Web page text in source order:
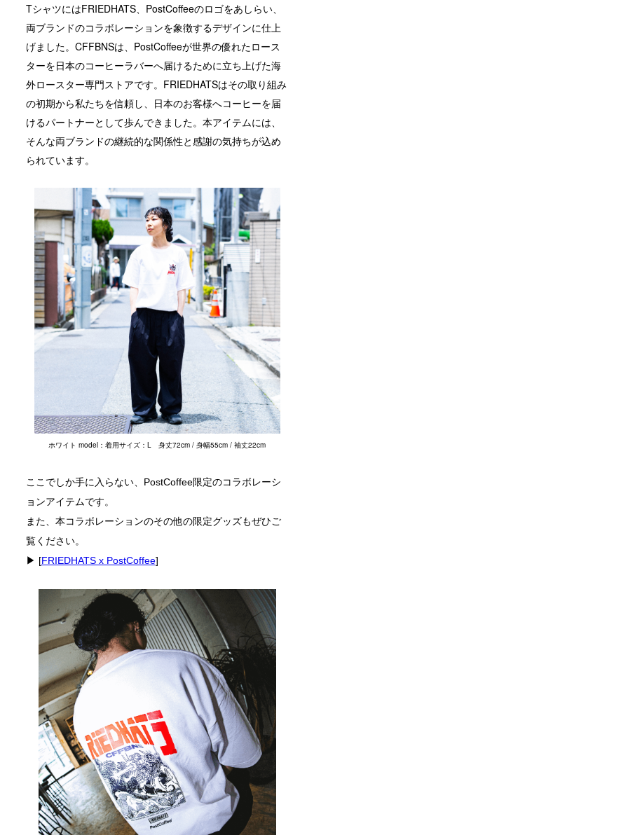
TシャツにはFRIEDHATS、PostCoffeeのロゴをあしらい、
両ブランドのコラボレーションを象徴するデザインに仕上
げました。CFFBNSは、PostCoffeeが世界の優れたロース
ターを日本のコーヒーラバーへ届けるために立ち上げた海
外ロースター専門ストアです。FRIEDHATSはその取り組み
の初期から私たちを信頼し、日本のお客様へコーヒーを届
けるパートナーとして歩んできました。本アイテムには、
そんな両ブランドの継続的な関係性と感謝の気持ちが込め
られています。
ホワイト model：着用サイズ：L 身丈72cm / 身幅55cm / 袖丈22cm
ここでしか手に入らない、PostCoffee限定のコラボレーシ
ョンアイテムです。
また、本コラボレーションのその他の限定グッズもぜひご
覧ください。
▶︎ [FRIEDHATS x PostCoffee]